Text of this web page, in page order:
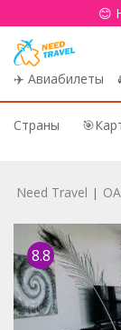
😊
✈️ Авиабилеты
Страны
Need Travel |
8.8